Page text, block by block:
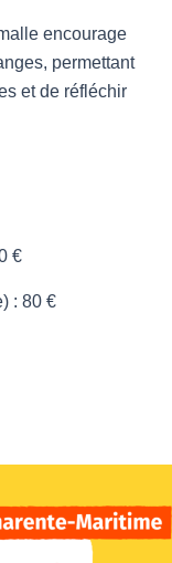
encourage
permettant
et de réfléchir
€
: 80 €